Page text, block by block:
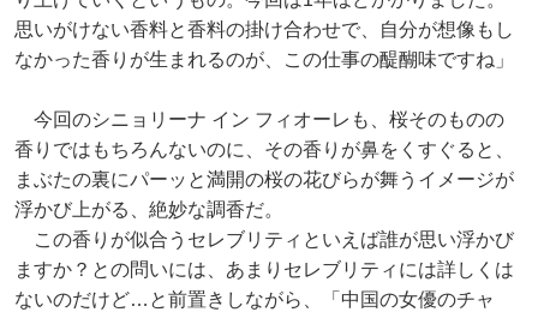
思いがけない香料と香料の掛け合わせで、自分が想像もし
なかった香りが生まれるのが、この仕事の醍醐味ですね」
今回のシニョリーナ イン フィオーレも、桜そのものの
香りではもちろんないのに、その香りが鼻をくすぐると、
まぶたの裏にパーッと満開の桜の花びらが舞うイメージが
浮かび上がる、絶妙な調香だ。
この香りが似合うセレブリティといえば誰が思い浮かび
ますか？との問いには、あまりセレブリティには詳しくは
ないのだけど…と前置きしながら、「中国の女優のチャ